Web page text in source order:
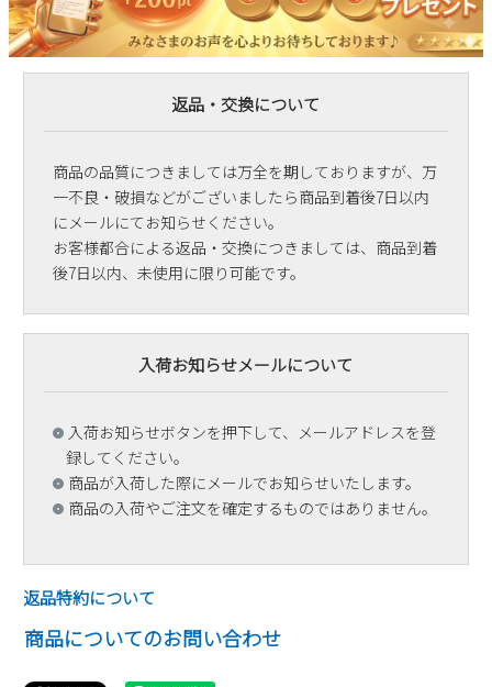
返品・交換について
商品の品質につきましては万全を期しておりますが、万
一不良・破損などがございましたら商品到着後7日以内
にメールにてお知らせください。
お客様都合による返品・交換につきましては、商品到着
後7日以内、未使用に限り可能です。
入荷お知らせメールについて
入荷お知らせボタンを押下して、メールアドレスを登
録してください。
商品が入荷した際にメールでお知らせいたします。
商品の入荷やご注文を確定するものではありません。
返品特約について
商品についてのお問い合わせ